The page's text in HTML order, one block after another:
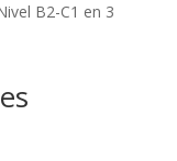
B2-C1 en 3